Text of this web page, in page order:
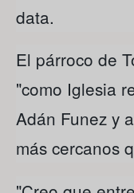
data.
El párroco de
"como Iglesia
Adán Funez y
más cercanos